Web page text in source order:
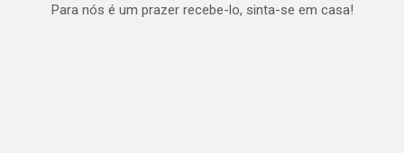
Para nós é um prazer recebe-lo, sinta-se em casa!